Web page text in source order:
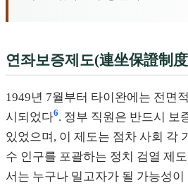
연좌보증제도(連坐保證制
1949년 7월부터 타이완에는 전면
시되었다6. 정부 직원은 반드시 보
있었으며, 이 제도는 점차 사회 각
수 인구를 포괄하는 정치 검열 제
서는 누구나 밀고자가 될 가능성